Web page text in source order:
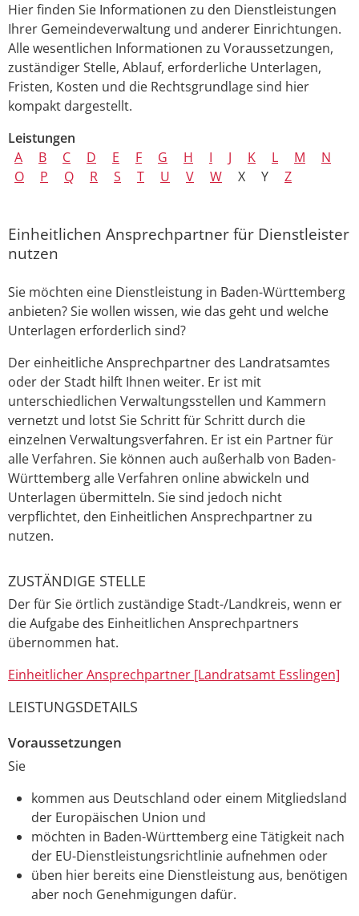
Hier finden Sie Informationen zu den Dienstleistungen
Ihrer Gemeindeverwaltung und anderer Einrichtungen.
Alle wesentlichen Informationen zu Voraussetzungen,
zuständiger Stelle, Ablauf, erforderliche Unterlagen,
Fristen, Kosten und die Rechtsgrundlage sind hier
kompakt dargestellt.
Leistungen
A
B C D E F G H I J K L M
N
O
P Q R S T U V W X Y Z
Einheitlichen Ansprechpartner für Dienstleister
nutzen
Sie möchten eine Dienstleistung in Baden-Württemberg
anbieten? Sie wollen wissen, wie das geht und welche
Unterlagen erforderlich sind?
Der einheitliche Ansprechpartner des Landratsamtes
oder der Stadt hilft Ihnen weiter. Er ist mit
unterschiedlichen Verwaltungsstellen und Kammern
vernetzt und lotst Sie Schritt für Schritt durch die
einzelnen Verwaltungsverfahren. Er ist ein Partner für
alle Verfahren. Sie können auch außerhalb von Baden-
Württemberg alle Verfahren online abwickeln und
Unterlagen übermitteln. Sie sind jedoch nicht
verpflichtet, den Einheitlichen Ansprechpartner zu
nutzen.
ZUSTÄNDIGE STELLE
Der für Sie örtlich zuständige Stadt-/Landkreis, wenn er
die Aufgabe des Einheitlichen Ansprechpartners
übernommen hat.
Einheitlicher Ansprechpartner [Landratsamt Esslingen]
LEISTUNGSDETAILS
Voraussetzungen
Sie
kommen aus Deutschland oder einem Mitgliedsland
der Europäischen Union und
möchten in Baden-Württemberg eine Tätigkeit nach
der EU-Dienstleistungsrichtlinie aufnehmen oder
üben hier bereits eine Dienstleistung aus, benötigen
aber noch Genehmigungen dafür.